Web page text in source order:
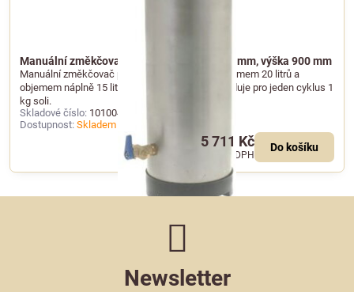
Manuální změkčovač vody 20 l, průměr 185 mm, výška 900 mm
Manuální změkčovač pitné vody s celkovým objemem 20 litrů a
objemem náplně 15 litrů. Ruční regenerace vyžaduje pro jeden cyklus 1
kg soli.
Skladové číslo: 101004
Dostupnost: Skladem u dodavatele
5 711 Kč
bez DPH
Do košíku
Newsletter